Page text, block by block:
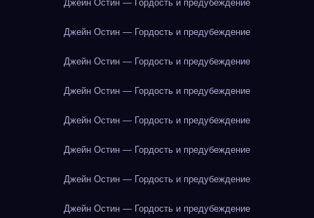
Джейн Остин — Гордость и предубеждение
Джейн Остин — Гордость и предубеждение
Джейн Остин — Гордость и предубеждение
Джейн Остин — Гордость и предубеждение
Джейн Остин — Гордость и предубеждение
Джейн Остин — Гордость и предубеждение
Джейн Остин — Гордость и предубеждение
Джейн Остин — Гордость и предубеждение